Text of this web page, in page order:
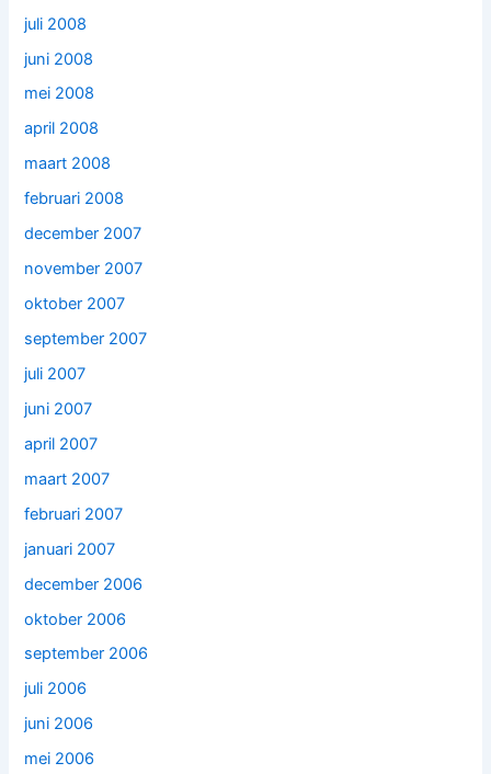
juli 2008
juni 2008
mei 2008
april 2008
maart 2008
februari 2008
december 2007
november 2007
oktober 2007
september 2007
juli 2007
juni 2007
april 2007
maart 2007
februari 2007
januari 2007
december 2006
oktober 2006
september 2006
juli 2006
juni 2006
mei 2006